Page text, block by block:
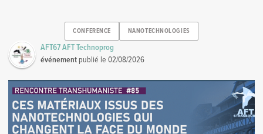
CONFERENCE NANOTECHNOLOGIES
AFT67 AFT Technoprog
événement publié le02/08/2026